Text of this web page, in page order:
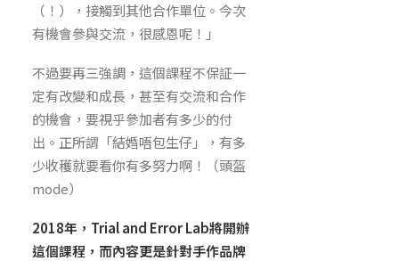
（！），接觸到其他合作單位。今次
有機會參與交流，很感恩呢！」
不過要再三強調，這個課程不保証一
定有改變和成長，甚至有交流和合作
的機會，要視乎參加者有多少的付
出。正所謂「結婚唔包生仔」，有多
少收穫就要看你有多努力啊！（頭盔
mode）
2018年，Trial and Error Lab將開辦
這個課程，而內容更是針對手作品牌